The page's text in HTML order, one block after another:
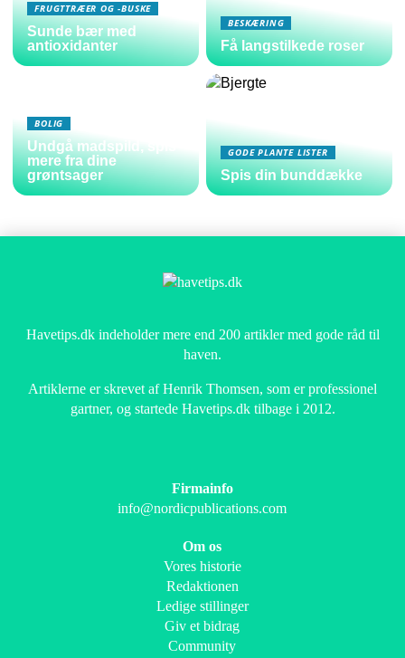
FRUGTTRÆER OG -BUSKE
Sunde bær med
antioxidanter
BESKÆRING
Få langstilkede roser
BOLIG
Undgå madspild, spis
mere fra dine
grøntsager
GODE PLANTE LISTER
Spis din bunddække
Havetips.dk indeholder mere end 200 artikler med gode råd til
haven.
Artiklerne er skrevet af Henrik Thomsen, som er professionel
gartner, og startede Havetips.dk tilbage i 2012.
Firmainfo
info@nordicpublications.com
Om os
Vores historie
Redaktionen
Ledige stillinger
Giv et bidrag
Community